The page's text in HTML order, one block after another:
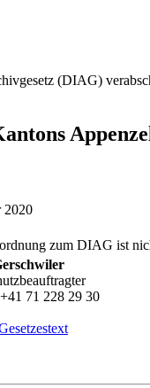
(DIAG)
2020
zum DIAG ist
71 228 29 30